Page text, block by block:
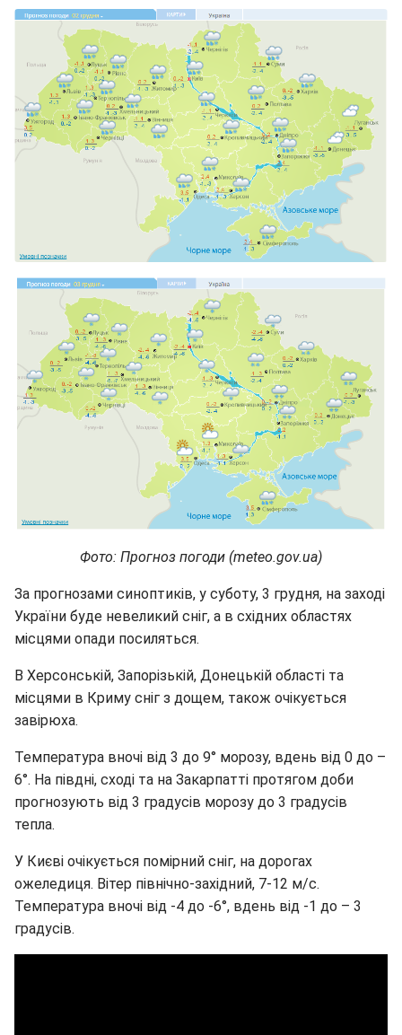
Фото: Прогноз погоди (meteo.gov.ua)
За прогнозами синоптиків, у суботу, 3 грудня, на заході
України буде невеликий сніг, а в східних областях
місцями опади посиляться.
В Херсонській, Запорізькій, Донецькій області та
місцями в Криму сніг з дощем, також очікується
завірюха.
Температура вночі від 3 до 9° морозу, вдень від 0 до –
6°. На півдні, сході та на Закарпатті протягом доби
прогнозують від 3 градусів морозу до 3 градусів
тепла.
У Києві очікується помірний сніг, на дорогах
ожеледиця. Вітер північно-західний, 7-12 м/с.
Температура вночі від -4 до -6°, вдень від -1 до – 3
градусів.